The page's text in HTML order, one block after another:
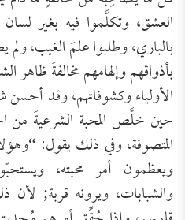
العشق، وتكلَّموا فيه بغير
بالباري، وطلبوا علمَ الغيب، ولم
بأذواقهم وإلهامهم مخالفةَ
الأولياء وكشوفاتهم، وقد أحسن
حين خلَّص المحبة الشرعيةَ من
المتصوفة، وفي ذلك يقول:
ويعظمون أمر محبته،
والشبابات، ويرونه قربة; لأن